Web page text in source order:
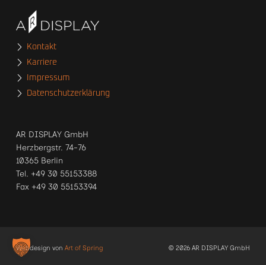
Kontakt
Karriere
Impressum
Datenschutzerklärung
AR DISPLAY GmbH
Herzbergstr. 74-76
10365 Berlin
Tel. +49 30 55153388
Fax +49 30 55153394
Webdesign von Art of Spring © 2026 AR DISPLAY GmbH